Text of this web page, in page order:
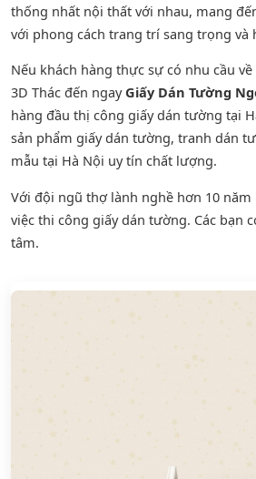
thống nhất nội thất với nhau, mang
với phong cách trang trí sang trọng và
Nếu khách hàng thực sự có nhu cầu
3D Thác đến ngayGiấy Dán Tường
hàng đầu thị công giấy dán tường tại
sản phẩm giấy dán tường, tranh dán
mẫu tại Hà Nội uy tín chất lượng.
Với đội ngũ thợ lành nghề hơn 10
việc thi công giấy dán tường. Các bạn
tâm.